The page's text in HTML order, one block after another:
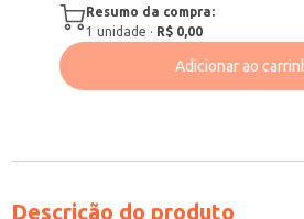
Resumo da compra:
1 unidade · R$ 0,00
Adicionar ao
Descrição do produto